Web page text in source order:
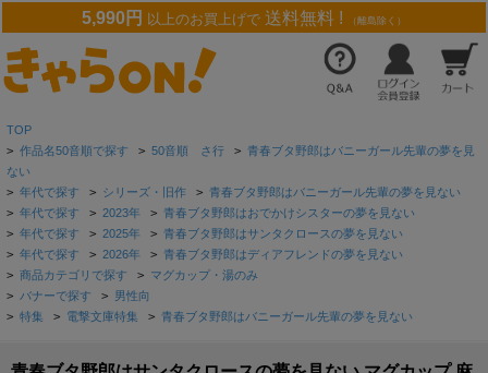
5,990円 以上のお買上げで 送料無料 ! （離島除く）
TOP
> 作品名50音順で探す > 50音順 さ行 > 青春ブタ野郎はバニーガール先輩の夢を見
ない
> 年代で探す > シリーズ・旧作 > 青春ブタ野郎はバニーガール先輩の夢を見ない
> 年代で探す > 2023年 > 青春ブタ野郎はおでかけシスターの夢を見ない
> 年代で探す > 2025年 > 青春ブタ野郎はサンタクロースの夢を見ない
> 年代で探す > 2026年 > 青春ブタ野郎はディアフレンドの夢を見ない
> 商品カテゴリで探す > マグカップ・湯のみ
> バナーで探す > 男性向
> 特集 > 電撃文庫特集 > 青春ブタ野郎はバニーガール先輩の夢を見ない